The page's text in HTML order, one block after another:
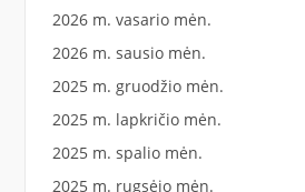
2026 m. vasario mėn.
2026 m. sausio mėn.
2025 m. gruodžio mėn.
2025 m. lapkričio mėn.
2025 m. spalio mėn.
2025 m. rugsėjo mėn.